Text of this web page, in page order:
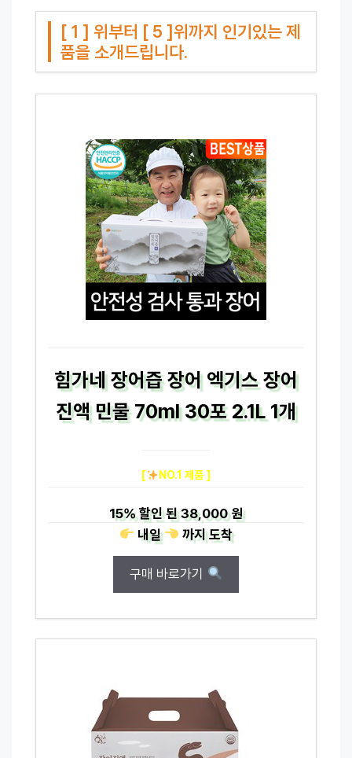
[ 1 ] 위부터 [ 5 ]위까지 인기있는 제
품을 소개드립니다.
힘가네 장어즙 장어 엑기스 장어
진액 민물 70ml 30포 2.1L 1개
[ NO.1 제품 ]
15%할인 된38,000 원
내일
까지도착
구매 바로가기